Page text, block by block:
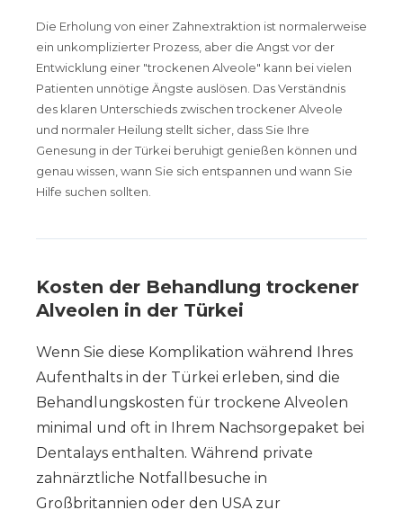
Die Erholung von einer Zahnextraktion ist normalerweise
ein unkomplizierter Prozess, aber die Angst vor der
Entwicklung einer "trockenen Alveole" kann bei vielen
Patienten unnötige Ängste auslösen. Das Verständnis
des klaren Unterschieds zwischen trockener Alveole
und normaler Heilung stellt sicher, dass Sie Ihre
Genesung in der Türkei beruhigt genießen können und
genau wissen, wann Sie sich entspannen und wann Sie
Hilfe suchen sollten.
Kosten der Behandlung trockener
Alveolen in der Türkei
Wenn Sie diese Komplikation während Ihres
Aufenthalts in der Türkei erleben, sind die
Behandlungskosten für trockene Alveolen
minimal und oft in Ihrem Nachsorgepaket bei
Dentalays enthalten. Während private
zahnärztliche Notfallbesuche in
Großbritannien oder den USA zur